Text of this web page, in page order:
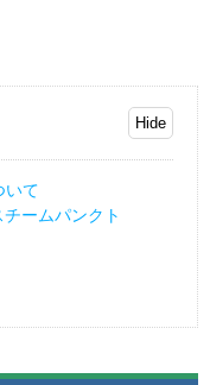
いて
ームパンクト